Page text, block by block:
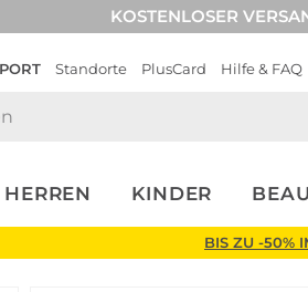
KOSTENLOSER
Standorte PlusCard Hilfe & FAQ
HERREN KINDER
BIS ZU -50%